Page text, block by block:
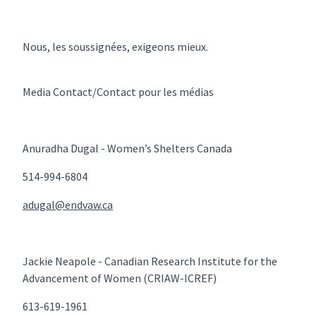
Nous, les soussignées, exigeons mieux.
Media Contact/Contact pour les médias
Anuradha Dugal - Women’s Shelters Canada
514-994-6804
adugal@endvaw.ca
Jackie Neapole - Canadian Research Institute for the
Advancement of Women (CRIAW-ICREF)
613-619-1961